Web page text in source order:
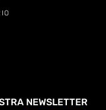
NEWSLETTER